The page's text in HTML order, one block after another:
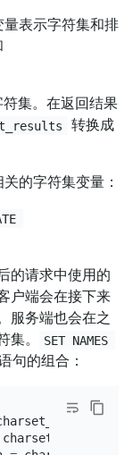
表示字符集和排
集。在返回结果
转换成
的字符集变量：
的请求中使用的
户端会在接下来
服务端也会在之
。
SET NAMES
句的组合：